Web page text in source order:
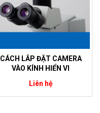
CÁCH LẮP ĐẶT CAMERA
VÀO KÍNH HIỂN VI
Liên hệ